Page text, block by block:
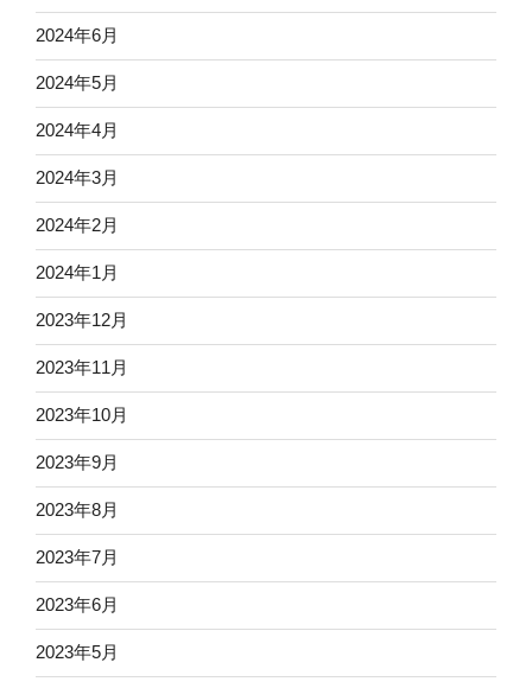
2024年6月
2024年5月
2024年4月
2024年3月
2024年2月
2024年1月
2023年12月
2023年11月
2023年10月
2023年9月
2023年8月
2023年7月
2023年6月
2023年5月